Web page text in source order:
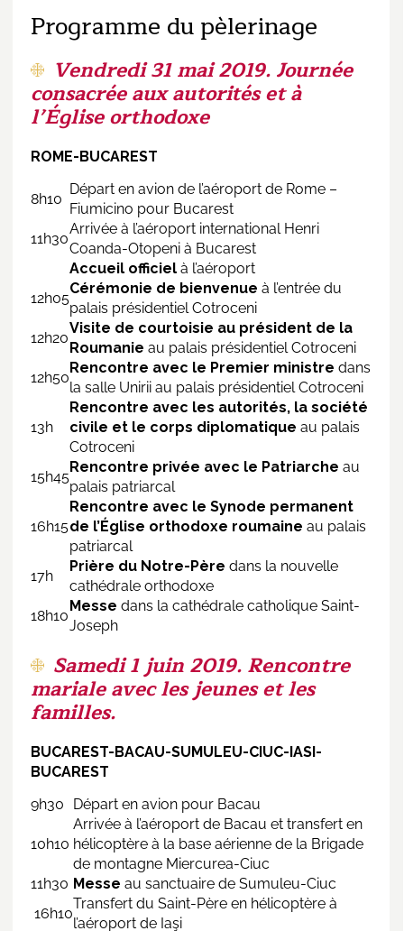
Programme du pèlerinage
Vendredi 31 mai 2019. Journée
consacrée aux autorités et à
l’Église orthodoxe
ROME-BUCAREST
8h10
Départ en avion de l’aéroport de Rome –
Fiumicino pour Bucarest
11h30
Arrivée à l’aéroport international Henri
Coanda-Otopeni à Bucarest
Accueil officiel à l’aéroport
12h05
Cérémonie de bienvenue à l’entrée du
palais présidentiel Cotroceni
12h20
Visite de courtoisie au président de la
Roumanie au palais présidentiel Cotroceni
12h50
Rencontre avec le Premier ministre dans
la salle Unirii au palais présidentiel Cotroceni
13h
Rencontre avec les autorités, la société
civile et le corps diplomatique au palais
Cotroceni
15h45
Rencontre privée avec le Patriarche au
palais patriarcal
16h15
Rencontre avec le Synode permanent
de l’Église orthodoxe roumaine au palais
patriarcal
17h
Prière du Notre-Père dans la nouvelle
cathédrale orthodoxe
18h10
Messe dans la cathédrale catholique Saint-
Joseph
Samedi 1 juin 2019. Rencontre
mariale avec les jeunes et les
familles.
BUCAREST-BACAU-SUMULEU-CIUC-IASI-
BUCAREST
9h30
Départ en avion pour Bacau
10h10
Arrivée à l’aéroport de Bacau et transfert en
hélicoptère à la base aérienne de la Brigade
de montagne Miercurea-Ciuc
11h30 Messe au sanctuaire de Sumuleu-Ciuc
16h10
Transfert du Saint-Père en hélicoptère à
l’aéroport de Iaşi